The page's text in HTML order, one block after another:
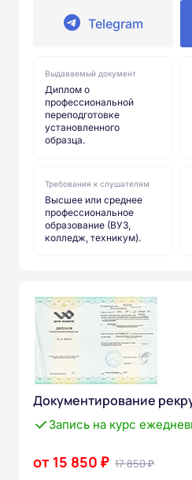
Telegram
Выдаваемый документ
Диплом о
профессиональной
переподготовке
установленного
образца.
Требования к слушателям
Высшее или среднее
профессиональное
образование (ВУЗ,
колледж, техникум).
Документирование
Запись на курс
от 15 850 ₽ 17 850 ₽